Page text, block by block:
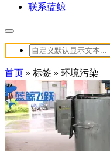
联系蓝鲸
首页 » 标签 » 环境污染